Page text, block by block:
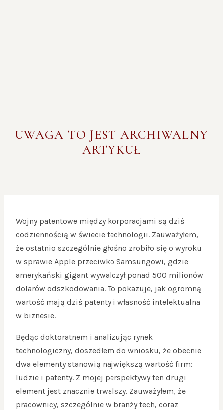
UWAGA TO JEST ARCHIWALNY
ARTYKUŁ
Wojny patentowe między korporacjami są dziś
codziennością w świecie technologii. Zauważyłem,
że ostatnio szczególnie głośno zrobiło się o wyroku
w sprawie Apple przeciwko Samsungowi, gdzie
amerykański gigant wywalczył ponad 500 milionów
dolarów odszkodowania. To pokazuje, jak ogromną
wartość mają dziś patenty i własność intelektualna
w biznesie.
Będąc doktoratnem i analizując rynek
technologiczny, doszedłem do wniosku, że obecnie
dwa elementy stanowią największą wartość firm:
ludzie i patenty. Z mojej perspektywy ten drugi
element jest znacznie trwalszy. Zauważyłem, że
pracownicy, szczególnie w branży tech, coraz